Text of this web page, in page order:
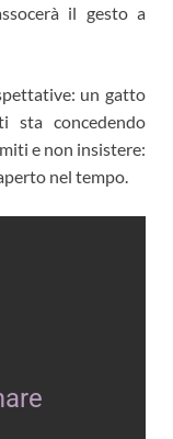
il gesto a
un gatto
sta concedendo
e non insistere:
nel tempo.